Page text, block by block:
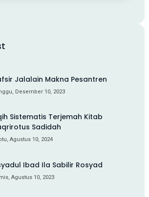
Jalalain Makna Pesantren
Desember 10, 2023
Sistematis Terjemah Kitab
Sadidah
Agustus 10, 2024
Ibad Ila Sabilir Rosyad
Agustus 10, 2023